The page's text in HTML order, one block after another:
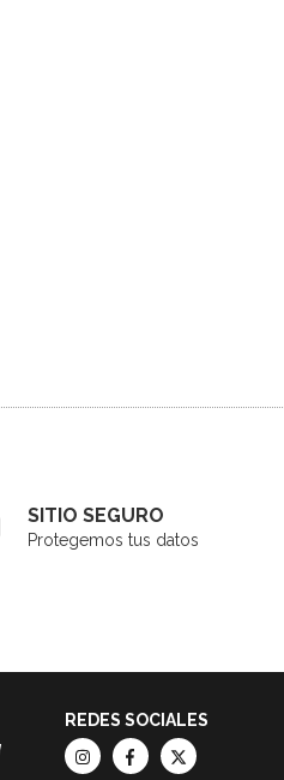
SITIO SEGURO
Protegemos tus datos
REDES SOCIALES